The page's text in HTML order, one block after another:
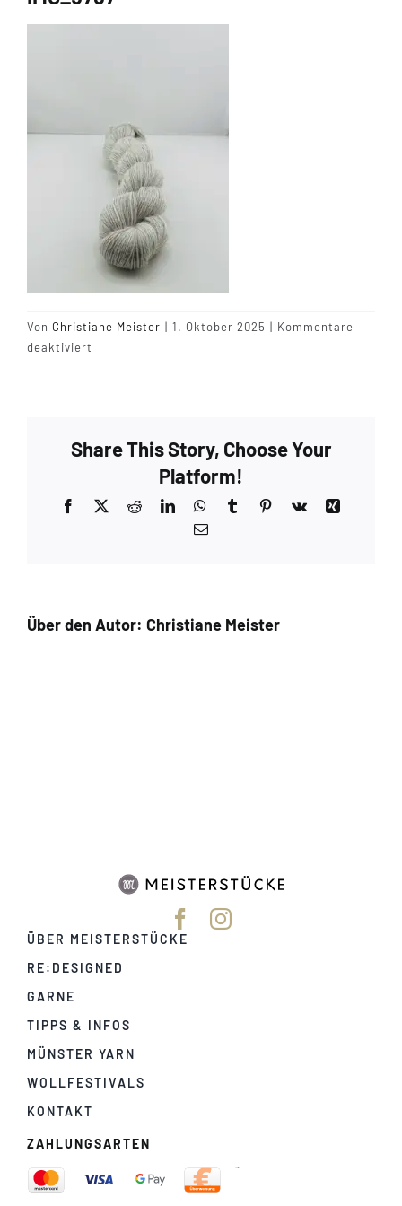
Wollfestivals
Von Christiane Meister | 1. Oktober 2025 | Kommentare
deaktiviert
Share This Story, Choose Your
Platform!
Facebook Reddit LinkedInWhatsApp
TumblrPinterest
Vk
E-
Über den Autor: Christiane Meister
ÜBER MEISTERSTÜCKE
RE:DESIGNED
GARNE
TIPPS & INFOS
MÜNSTER YARN
WOLLFESTIVALS
KONTAKT
ZAHLUNGSARTEN